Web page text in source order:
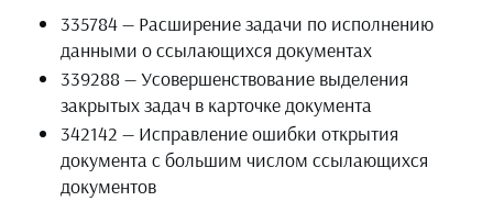
335784 — Расширение задачи по исполнению
данными о ссылающихся документах
339288 — Усовершенствование выделения
закрытых задач в карточке документа
342142 — Исправление ошибки открытия
документа с большим числом ссылающихся
документов